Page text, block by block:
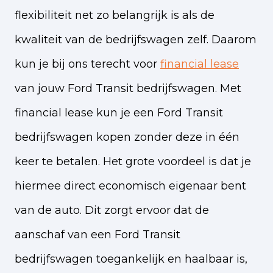
flexibiliteit net zo belangrijk is als de
kwaliteit van de bedrijfswagen zelf. Daarom
kun je bij ons terecht voor financial lease
van jouw Ford Transit bedrijfswagen. Met
financial lease kun je een Ford Transit
bedrijfswagen kopen zonder deze in één
keer te betalen. Het grote voordeel is dat je
hiermee direct economisch eigenaar bent
van de auto. Dit zorgt ervoor dat de
aanschaf van een Ford Transit
bedrijfswagen toegankelijk en haalbaar is,